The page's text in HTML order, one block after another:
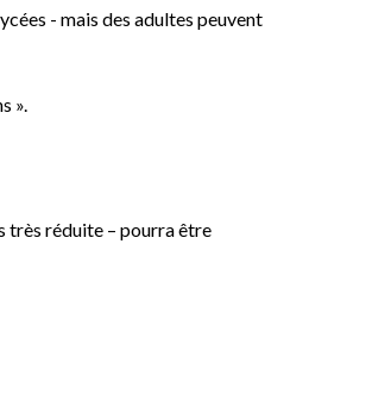
- mais des adultes peuvent
».
très réduite – pourra être